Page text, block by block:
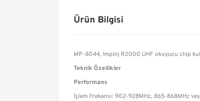
Ürün Bilgisi
MP-8044, Impinj R2000 UHF okuyucu chip
Teknik Özellikler
Performans
İşlem Frekansı: 902-928MHz, 865-868MHz